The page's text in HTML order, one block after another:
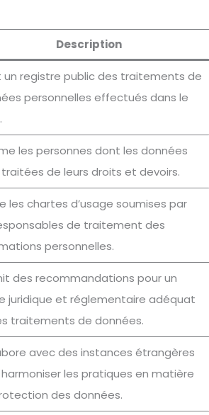
Description
un registre public des traitements de
personnelles effectués dans le
les personnes dont les données
de leurs droits et devoirs.
les chartes d’usage soumises par
de traitement des
personnelles.
des recommandations pour un
juridique et réglementaire adéquat
traitements de données.
avec des instances étrangères
les pratiques en matière
des données.